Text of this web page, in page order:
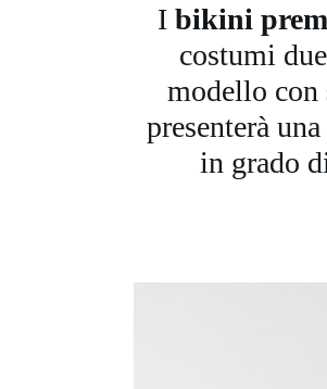
I bikini
costumi
modello con
presenterà
in grado